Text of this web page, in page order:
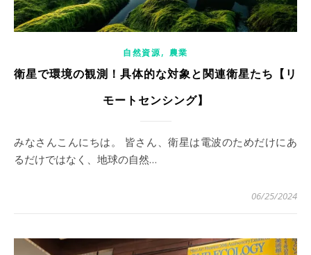
自然資源, 農業
衛星で環境の観測！具体的な対象と関連衛星たち【リ
モートセンシング】
みなさんこんにちは。 皆さん、衛星は電波のためだけにあ
るだけではなく、地球の自然…
06/25/2024